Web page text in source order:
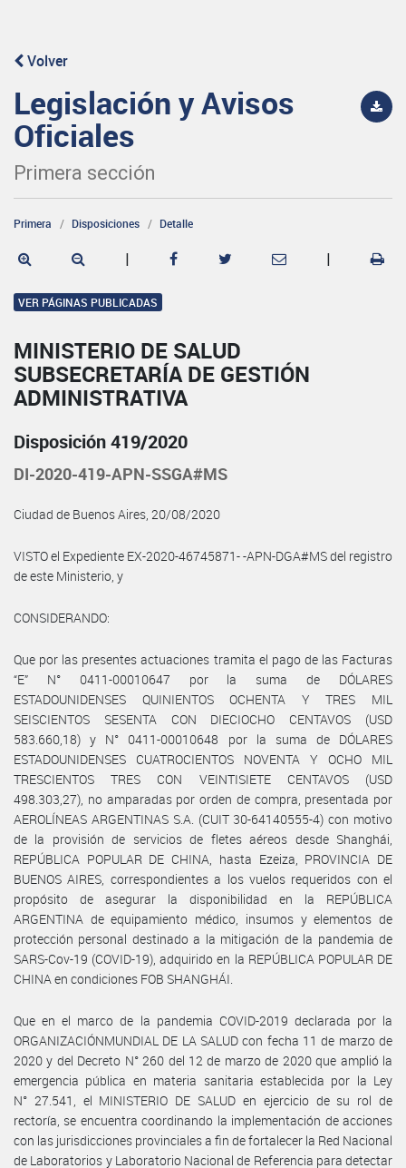
Volver
Legislación y Avisos
Oficiales
Primera sección
Primera Disposiciones Detalle
| |
VER PÁGINAS PUBLICADAS
MINISTERIO DE SALUD
SUBSECRETARÍA DE GESTIÓN
ADMINISTRATIVA
Disposición 419/2020
DI-2020-419-APN-SSGA#MS
Ciudad de Buenos Aires, 20/08/2020
VISTO el Expediente EX-2020-46745871- -APN-DGA#MS del registro
de este Ministerio, y
CONSIDERANDO:
Que por las presentes actuaciones tramita el pago de las Facturas
“E” N° 0411-00010647 por la suma de DÓLARES
ESTADOUNIDENSES QUINIENTOS OCHENTA Y TRES MIL
SEISCIENTOS SESENTA CON DIECIOCHO CENTAVOS (USD
583.660,18) y N° 0411-00010648 por la suma de DÓLARES
ESTADOUNIDENSES CUATROCIENTOS NOVENTA Y OCHO MIL
TRESCIENTOS TRES CON VEINTISIETE CENTAVOS (USD
498.303,27), no amparadas por orden de compra, presentada por
AEROLÍNEAS ARGENTINAS S.A. (CUIT 30-64140555-4) con motivo
de la provisión de servicios de fletes aéreos desde Shanghái,
REPÚBLICA POPULAR DE CHINA, hasta Ezeiza, PROVINCIA DE
BUENOS AIRES, correspondientes a los vuelos requeridos con el
propósito de asegurar la disponibilidad en la REPÚBLICA
ARGENTINA de equipamiento médico, insumos y elementos de
protección personal destinado a la mitigación de la pandemia de
SARS-Cov-19 (COVID-19), adquirido en la REPÚBLICA POPULAR DE
CHINA en condiciones FOB SHANGHÁI.
Que en el marco de la pandemia COVID-2019 declarada por la
ORGANIZACIÓNMUNDIAL DE LA SALUD con fecha 11 de marzo de
2020 y del Decreto N° 260 del 12 de marzo de 2020 que amplió la
emergencia pública en materia sanitaria establecida por la Ley
N° 27.541, el MINISTERIO DE SALUD en ejercicio de su rol de
rectoría, se encuentra coordinando la implementación de acciones
con las jurisdicciones provinciales a fin de fortalecer la Red Nacional
de Laboratorios y Laboratorio Nacional de Referencia para detectar